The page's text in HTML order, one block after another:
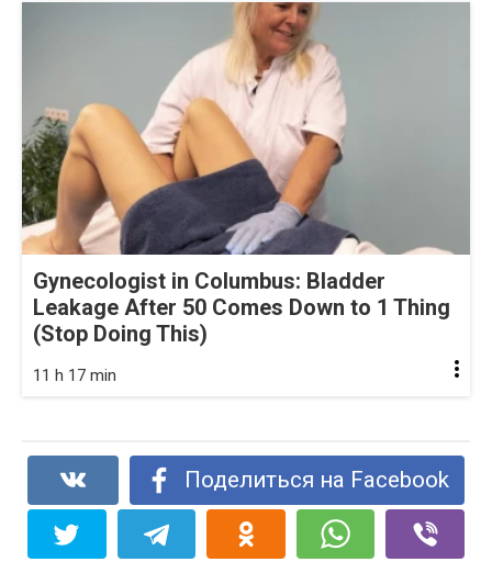
Gynecologist in Columbus: Bladder
Leakage After 50 Comes Down to 1 Thing
(Stop Doing This)
11 h 17 min
Поделиться на Facebook